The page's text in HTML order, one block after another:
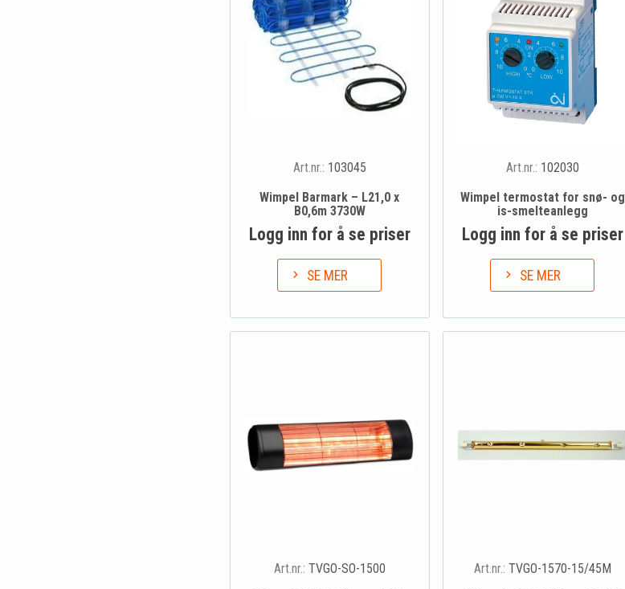
Art.nr.: 103045
Wimpel Barmark – L21,0 x
B0,6m 3730W
Logg inn for å se priser
SE MER
Art.nr.: 102030
Wimpel termostat for snø- og
is-smelteanlegg
Logg inn for å se priser
SE MER
Art.nr.: TVGO-SO-1500
Art.nr.: TVGO-1570-15/45M